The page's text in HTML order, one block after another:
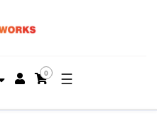
0 ☰